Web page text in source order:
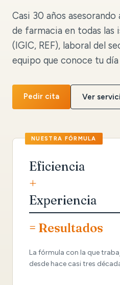
Casi 30 años
de farmacia en todas las
(IGIC, REF), laboral del
equipo que conoce tu día
Pedir cita Ver
Eficiencia
+
Experiencia
= Resultados
La fórmula con la que
desde hace casi tres